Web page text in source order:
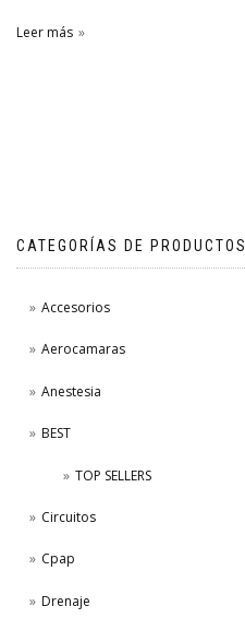
Leer más
CATEGORÍAS DE PRODUCTOS
Accesorios
Aerocamaras
Anestesia
BEST
TOP SELLERS
Circuitos
Cpap
Drenaje